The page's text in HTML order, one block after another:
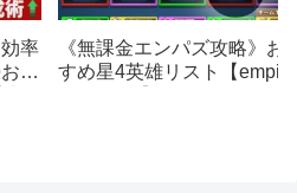
率
す
《無課金エンパズ攻略》お
すめ星4英雄リスト【